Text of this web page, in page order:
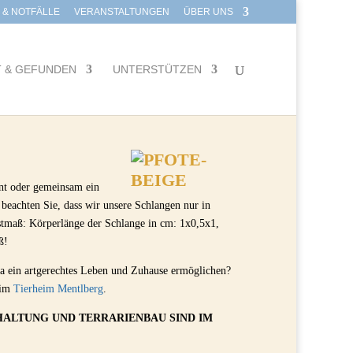
& NOTFÄLLE VERANSTALTUNGEN ÜBER UNS
& GEFUNDEN UNTERSTÜTZEN
oder gemeinsam ein
Sie, dass wir unsere Schlangen nur in
Körperlänge der Schlange in cm: 1x0,5x1,
ein artgerechtes Leben und Zuhause ermöglichen?
Tierheim Mentlberg.
UND TERRARIENBAU SIND IM